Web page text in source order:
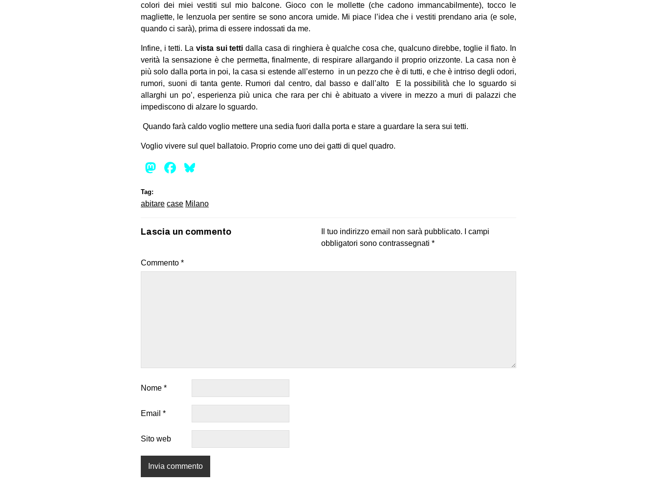
colori dei miei vestiti sul mio balcone. Gioco con le mollette (che cadono immancabilmente), tocco le
magliette, le lenzuola per sentire se sono ancora umide. Mi piace l’idea che i vestiti prendano aria (e sole,
quando ci sarà), prima di essere indossati da me.
Infine, i tetti. La vista sui tetti dalla casa di ringhiera è qualche cosa che, qualcuno direbbe, toglie il fiato. In
verità la sensazione è che permetta, finalmente, di respirare allargando il proprio orizzonte. La casa non è
più solo dalla porta in poi, la casa si estende all’esterno in un pezzo che è di tutti, e che è intriso degli odori,
rumori, suoni di tanta gente. Rumori dal centro, dal basso e dall’alto E la possibilità che lo sguardo si
allarghi un po’, esperienza più unica che rara per chi è abituato a vivere in mezzo a muri di palazzi che
impediscono di alzare lo sguardo.
Quando farà caldo voglio mettere una sedia fuori dalla porta e stare a guardare la sera sui tetti.
Voglio vivere sul quel ballatoio. Proprio come uno dei gatti di quel quadro.
Mastodon
Facebook
Tag:
abitare case Milano
Lascia un commento Il tuo indirizzo email non sarà pubblicato.
I campi
obbligatori sono contrassegnati *
Commento *
Nome *
Email *
Sito web